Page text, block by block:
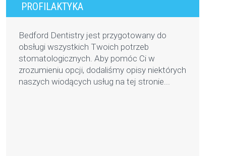
PROFILAKTYKA
Bedford Dentistry jest przygotowany do
obsługi wszystkich Twoich potrzeb
stomatologicznych. Aby pomóc Ci w
zrozumieniu opcji, dodaliśmy opisy niektórych
naszych wiodących usług na tej stronie...